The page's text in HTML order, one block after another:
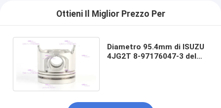
Ottieni Il Miglior Prezzo Per
Diametro 95.4mm di ISUZU
4JG2T 8-97176047-3 del